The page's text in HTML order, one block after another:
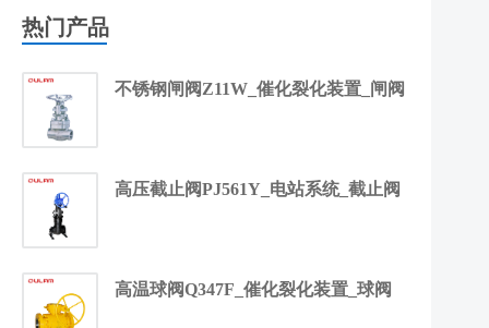
热门产品
不锈钢闸阀Z11W_催化裂化装置_闸阀
高压截止阀PJ561Y_电站系统_截止阀
高温球阀Q347F_催化裂化装置_球阀